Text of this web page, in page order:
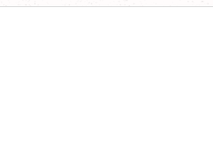
Kontakt
Svi artikli